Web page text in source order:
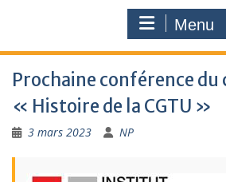
Menu
Prochaine conférence du
« Histoire de la CGTU »
3 mars 2023 NP